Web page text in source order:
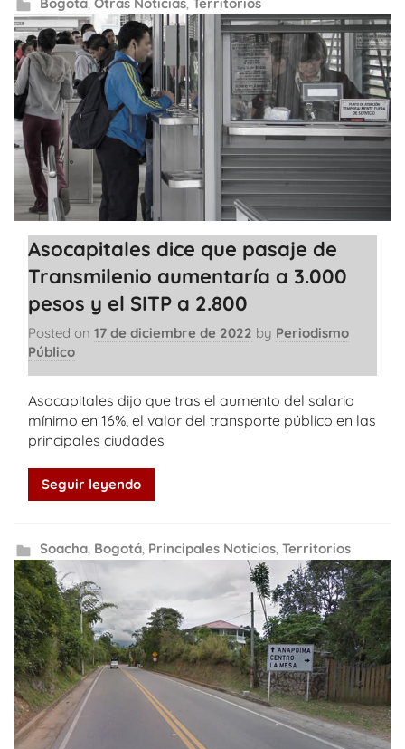
Bogotá, Otras Noticias, Territorios
Asocapitales dice que pasaje de
Transmilenio aumentaría a 3.000
pesos y el SITP a 2.800
Posted on 17 de diciembre de 2022 by Periodismo
Público
Asocapitales dijo que tras el aumento del salario
mínimo en 16%, el valor del transporte público en las
principales ciudades
Seguir leyendo
Soacha, Bogotá, Principales Noticias, Territorios